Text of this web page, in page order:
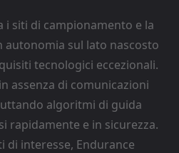
i siti di campionamento e la
autonomia sul lato nascosto
tecnologici eccezionali.
assenza di comunicazioni
algoritmi di guida
rapidamente e in sicurezza.
di interesse, Endurance